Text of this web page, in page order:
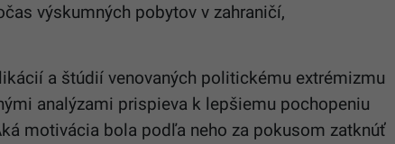
výskumných pobytov v zahraničí,
a štúdií venovaných politickému extrémizmu
analýzami prispieva k lepšiemu pochopeniu
motivácia bola podľa neho za pokusom zatknúť